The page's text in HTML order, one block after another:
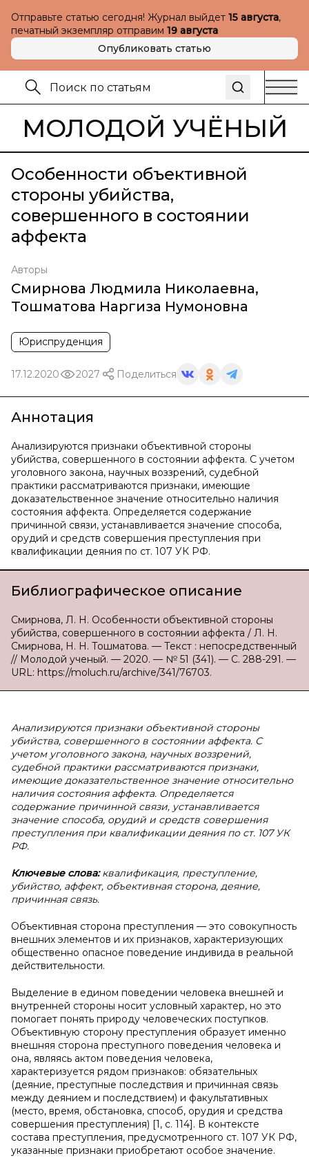
Отправьте статью сегодня! Журнал выйдет 15 августа,
печатный экземпляр отправим 19 августа
Опубликовать статью
МОЛОДОЙ УЧЁНЫЙ
Особенности объективной
стороны убийства,
совершенного в состоянии
аффекта
Авторы
Смирнова Людмила Николаевна,
Тошматова Наргиза Нумоновна
Юриспруденция
17.12.2020 2027 Поделиться
Аннотация
Анализируются признаки объективной стороны
убийства, совершенного в состоянии аффекта. С учетом
уголовного закона, научных воззрений, судебной
практики рассматриваются признаки, имеющие
доказательственное значение относительно наличия
состояния аффекта. Определяется содержание
причинной связи, устанавливается значение способа,
орудий и средств совершения преступления при
квалификации деяния по ст. 107 УК РФ.
Библиографическое описание
Смирнова, Л. Н. Особенности объективной стороны
убийства, совершенного в состоянии аффекта / Л. Н.
Смирнова, Н. Н. Тошматова. — Текст : непосредственный
// Молодой ученый. — 2020. — № 51 (341). — С. 288-291. —
URL: https://moluch.ru/archive/341/76703.
Анализируются признаки объективной стороны
убийства, совершенного в состоянии аффекта. С
учетом уголовного закона, научных воззрений,
судебной практики рассматриваются признаки,
имеющие доказательственное значение относительно
наличия состояния аффекта. Определяется
содержание причинной связи, устанавливается
значение способа, орудий и средств совершения
преступления при квалификации деяния по ст. 107 УК
РФ.
Ключевые слова:квалификация, преступление,
убийство, аффект, объективная сторона, деяние,
причинная связь.
Объективная сторона преступления — это совокупность
внешних элементов и их признаков, характеризующих
общественно опасное поведение индивида в реальной
действительности.
Выделение в едином поведении человека внешней и
внутренней стороны носит условный характер, но это
помогает понять природу человеческих поступков.
Объективную сторону преступления образует именно
внешняя сторона преступного поведения человека и
она, являясь актом поведения человека,
характеризуется рядом признаков: обязательных
(деяние, преступные последствия и причинная связь
между деянием и последствием) и факультативных
(место, время, обстановка, способ, орудия и средства
совершения преступления) [1, с. 114]. В контексте
состава преступления, предусмотренного ст. 107 УК РФ,
указанные признаки приобретают особое значение.